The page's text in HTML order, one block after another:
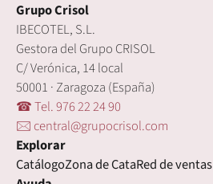
Grupo Crisol
IBECOTEL, S.L.
Gestora del Grupo CRISOL
C/ Verónica, 14 local
50001 · Zaragoza (España)
☎ Tel. 976 22 24 90
🖂 central@grupocrisol.com
Explorar
CatálogoZona de CataRed de ventas